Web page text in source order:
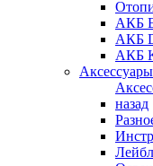
АКБ
АКБ
АКБ
Аксессуары
назад